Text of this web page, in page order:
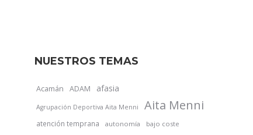
NUESTROS TEMAS
Acamán ADAM afasia
Agrupación Deportiva Aita Menni Aita Menni
atención temprana autonomía bajo coste